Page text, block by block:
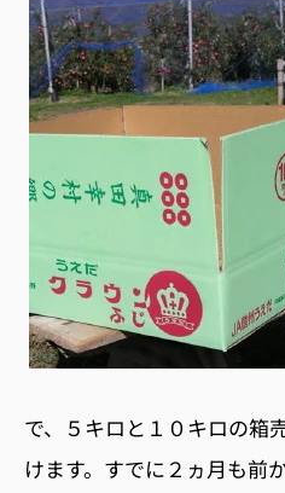
で、５キロと１０キロの箱
けます。すでに２ヵ月も前